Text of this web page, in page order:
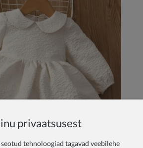
privaatsusest
tehnoloogiad tagavad veebilehe